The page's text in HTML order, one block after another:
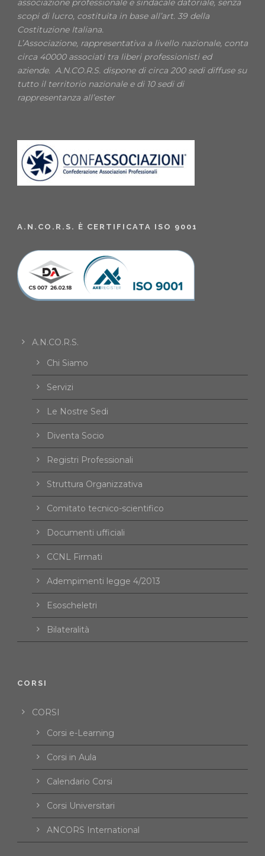
associazione professionale e sindacale datoriale, senza
scopi di lucro, costituita in base all’art. 39 della
Costituzione Italiana.
L’Associazione, rappresentativa a livello nazionale, conta
circa 40000 associati tra liberi professionisti ed
aziende. A.N.CO.R.S. dispone di circa 200 sedi diffuse su
tutto il territorio nazionale e di 10 sedi di
rappresentanza all’ester
A.N.CO.R.S. È CERTIFICATA ISO 9001
A.N.CO.R.S.
Chi Siamo
Servizi
Le Nostre Sedi
Diventa Socio
Registri Professionali
Struttura Organizzativa
Comitato tecnico-scientifico
Documenti ufficiali
CCNL Firmati
Adempimenti legge 4/2013
Esoscheletri
Bilateralità
CORSI
CORSI
Corsi e-Learning
Corsi in Aula
Calendario Corsi
Corsi Universitari
ANCORS International